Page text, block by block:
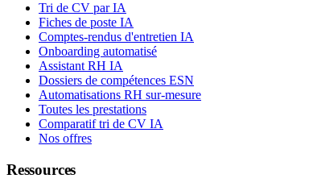
Tri de CV par IA
Fiches de poste IA
Comptes-rendus d'entretien IA
Onboarding automatisé
Assistant RH IA
Dossiers de compétences ESN
Automatisations RH sur-mesure
Toutes les prestations
Comparatif tri de CV IA
Nos offres
Ressources